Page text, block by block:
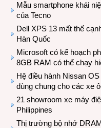
Mẫu smartphone khái
của Tecno
Dell XPS 13 mất thế
Hàn Quốc
Microsoft có kế hoạch
8GB RAM có thể chạy
Hệ điều hành Nissan
dùng chung cho các xe
21 showroom xe máy
Philippines
Thị trường bộ nhớ